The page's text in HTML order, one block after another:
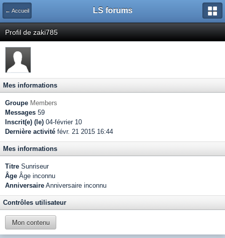
← Accueil LS forums
Profil de zaki785
Mes informations
Groupe Members
Messages 59
Inscrit(e) (le) 04-février 10
Dernière activité févr. 21 2015 16:44
Mes informations
Titre Sunriseur
Âge Âge inconnu
Anniversaire Anniversaire inconnu
Contrôles utilisateur
Mon contenu